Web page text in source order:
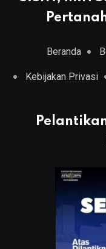
Beranda
Kebijakan Privasi